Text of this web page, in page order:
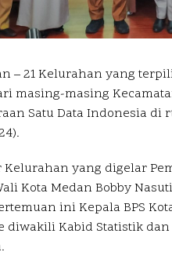
–21 Kelurahan yang
masing-masing
Satu Data Indonesia di
yang digelar
Kota Medan Bobby
ini Kepala BPS
diwakili Kabid Statistik